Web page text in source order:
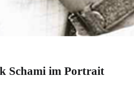
Schami im Portrait